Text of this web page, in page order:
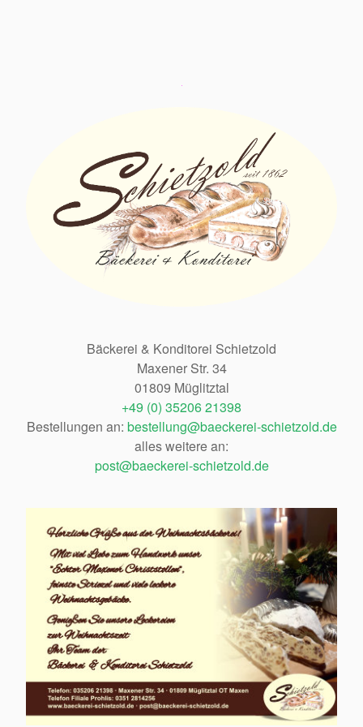
Bäckerei & Konditorei Schietzold
Maxener Str. 34
01809 Müglitztal
+49 (0) 35206 21398
Bestellungen an: bestellung@baeckerei-schietzold.de
alles weitere an:
post@baeckerei-schietzold.de